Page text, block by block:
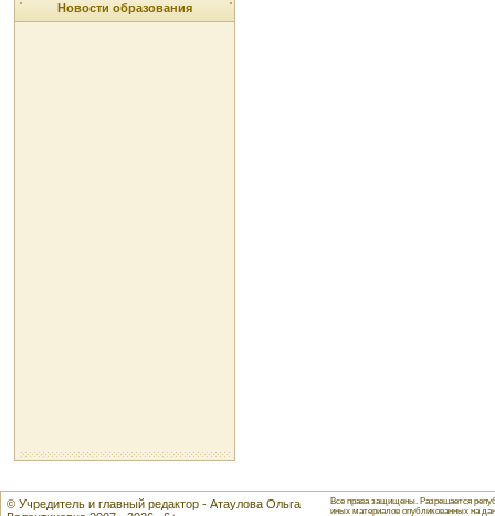
Новости образования
© Учредитель и главный редактор - Атаулова Ольга
Все права защищены. Разрешается
иных материалов опубликованных на